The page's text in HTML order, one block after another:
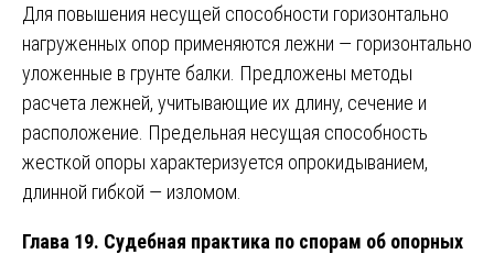
Для повышения несущей способности горизонтально
нагруженных опор применяются лежни — горизонтально
уложенные в грунте балки. Предложены методы
расчета лежней, учитывающие их длину, сечение и
расположение. Предельная несущая способность
жесткой опоры характеризуется опрокидыванием,
длинной гибкой — изломом.
Глава 19. Судебная практика по спорам об опорных